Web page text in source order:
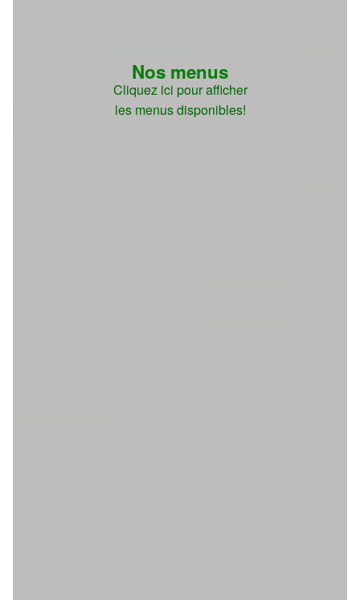
Nos menus
Cliquez ici pour afficher
les menus disponibles!